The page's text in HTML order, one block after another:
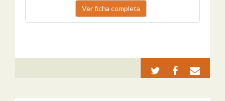
Ver ficha completa